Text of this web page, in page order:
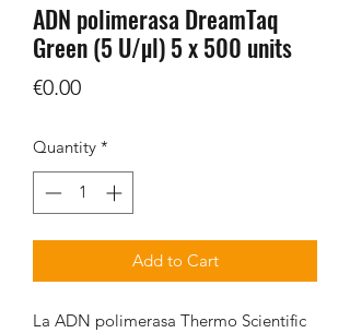
ADN polimerasa DreamTaq
Green (5 U/µl) 5 x 500 units
€0.00Price
Quantity *
Add to Cart
La ADN polimerasa Thermo Scientific